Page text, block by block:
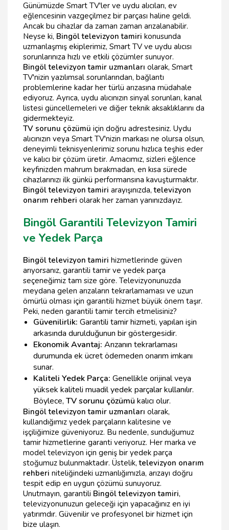
Günümüzde Smart TV'ler ve uydu alıcıları, ev
eğlencesinin vazgeçilmez bir parçası haline geldi.
Ancak bu cihazlar da zaman zaman arızalanabilir.
Neyse ki, Bingöl televizyon tamiri konusunda
uzmanlaşmış ekiplerimiz, Smart TV ve uydu alıcısı
sorunlarınıza hızlı ve etkili çözümler sunuyor.
Bingöl televizyon tamir uzmanları olarak, Smart
TV'nizin yazılımsal sorunlarından, bağlantı
problemlerine kadar her türlü arızasına müdahale
ediyoruz. Ayrıca, uydu alıcınızın sinyal sorunları, kanal
listesi güncellemeleri ve diğer teknik aksaklıklarını da
gidermekteyiz.
TV sorunu çözümü için doğru adrestesiniz. Uydu
alıcınızın veya Smart TV'nizin markası ne olursa olsun,
deneyimli teknisyenlerimiz sorunu hızlıca teşhis eder
ve kalıcı bir çözüm üretir. Amacımız, sizleri eğlence
keyfinizden mahrum bırakmadan, en kısa sürede
cihazlarınızı ilk günkü performansına kavuşturmaktır.
Bingöl televizyon tamiri arayışınızda,televizyon
onarım rehberi olarak her zaman yanınızdayız.
Bingöl Garantili Televizyon Tamiri
ve Yedek Parça
Bingöl televizyon tamiri hizmetlerinde güven
arıyorsanız, garantili tamir ve yedek parça
seçeneğimiz tam size göre. Televizyonunuzda
meydana gelen arızaların tekrarlamaması ve uzun
ömürlü olması için garantili hizmet büyük önem taşır.
Peki, neden garantili tamir tercih etmelisiniz?
Güvenilirlik: Garantili tamir hizmeti, yapılan işin
arkasında durulduğunun bir göstergesidir.
Ekonomik Avantaj: Arızanın tekrarlaması
durumunda ek ücret ödemeden onarım imkanı
sunar.
Kaliteli Yedek Parça: Genellikle orijinal veya
yüksek kaliteli muadil yedek parçalar kullanılır.
Böylece, TV sorunu çözümü kalıcı olur.
Bingöl televizyon tamir uzmanları olarak,
kullandığımız yedek parçaların kalitesine ve
işçiliğimize güveniyoruz. Bu nedenle, sunduğumuz
tamir hizmetlerine garanti veriyoruz. Her marka ve
model televizyon için geniş bir yedek parça
stoğumuz bulunmaktadır. Üstelik,televizyon onarım
rehberi niteliğindeki uzmanlığımızla, arızayı doğru
tespit edip en uygun çözümü sunuyoruz.
Unutmayın, garantili Bingöl televizyon tamiri,
televizyonunuzun geleceği için yapacağınız en iyi
yatırımdır. Güvenilir ve profesyonel bir hizmet için
bize ulaşın.